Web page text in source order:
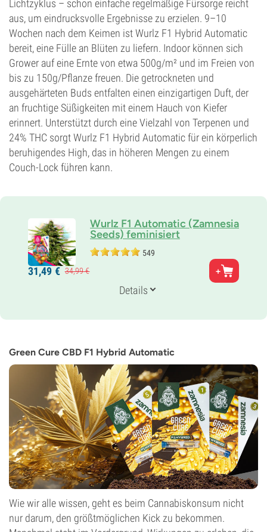
Lichtzyklus – schon einfache regelmäßige Fürsorge reicht
aus, um eindrucksvolle Ergebnisse zu erzielen. 9–10
Wochen nach dem Keimen ist Wurlz F1 Hybrid Automatic
bereit, eine Fülle an Blüten zu liefern. Indoor können sich
Grower auf eine Ernte von etwa 500g/m² und im Freien von
bis zu 150g/Pflanze freuen. Die getrockneten und
ausgehärteten Buds entfalten einen einzigartigen Duft, der
an fruchtige Süßigkeiten mit einem Hauch von Kiefer
erinnert. Unterstützt durch eine Vielzahl von Terpenen und
24% THC sorgt Wurlz F1 Hybrid Automatic für ein körperlich
beruhigendes High, das in höheren Mengen zu einem
Couch-Lock führen kann.
Wurlz F1 Automatic (Zamnesia
Seeds) feminisiert
549
Eltern
Runtz x Watermelon Candy
9-10 wochen von der Saat bis zur Ernte
CBD
Gering
Blütentyp
Autoflowering
31,49 € 34,99€
Details
Green Cure CBD F1 Hybrid Automatic
Wie wir alle wissen, geht es beim Cannabiskonsum nicht
nur darum, den größtmöglichen Kick zu bekommen.